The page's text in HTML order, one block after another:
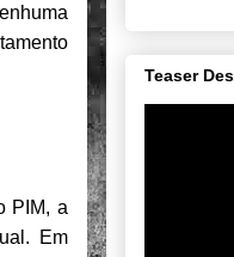
PIM, a
Em
Teaser